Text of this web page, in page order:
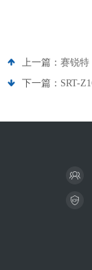
上一篇： 赛锐特
下一篇： SRT-